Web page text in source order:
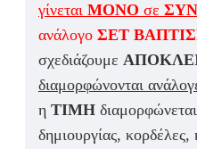
γίνεται ΜΟΝΟ σε
ανάλογο ΣΕΤ
σχεδιάζουμε
διαμορφώνονται
η ΤΙΜΗ
δημιουργίας,